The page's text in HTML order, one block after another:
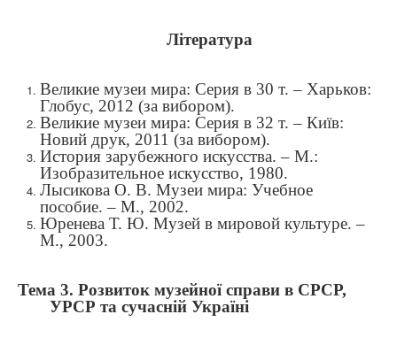
Література
Великие музеи мира: Серия в 30 т. – Харьков:
Глобус, 2012 (за вибором).
Великие музеи мира: Серия в 32 т. – Київ:
Новий друк, 2011 (за вибором).
История зарубежного искусства. – М.:
Изобразительное искусство, 1980.
Лысикова О. В. Музеи мира: Учебное
пособие. – М., 2002.
Юренева Т. Ю. Музей в мировой культуре. –
М., 2003.
Тема 3. Розвиток музейної справи в СРСР,
УРСР та сучасній Україні